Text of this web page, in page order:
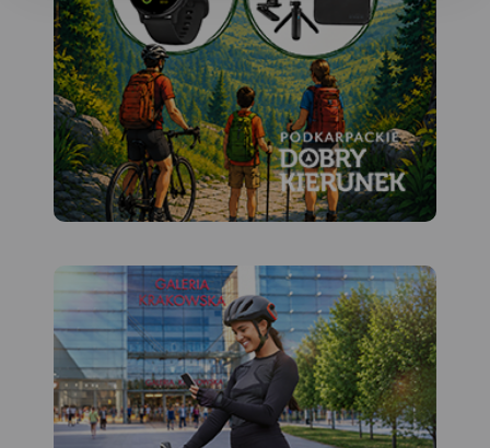
tym nazw ulic), zabudowę, a
także treści turystyczne – szlaki
turystyczne, bazę noclegową i
gastronomiczną, atrakcje
turystycznye i inne elementy.
Rekomendujemy ją do
uprawiania różnych form
turystyki, także dla osób
zmotoryzowanych. Mapę offline
mobilne.Rok wydania 2024